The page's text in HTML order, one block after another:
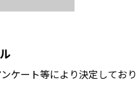
ケート等により決定しており